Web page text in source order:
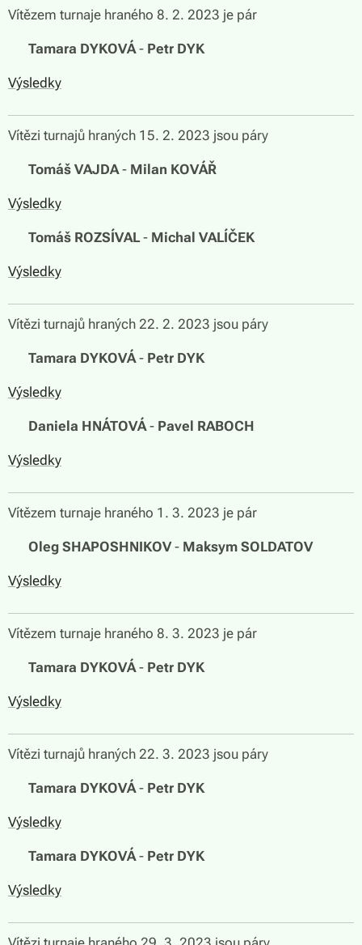
Vítězem turnaje hraného 8. 2. 2023 je pár
Tamara DYKOVÁ- Petr DYK
Výsledky
Vítězi turnajů hraných 15. 2. 2023 jsou páry
Tomáš VAJDA- Milan KOVÁŘ
Výsledky
Tomáš ROZSÍVAL - Michal VALÍČEK
Výsledky
Vítězi turnajů hraných 22. 2. 2023 jsou páry
Tamara DYKOVÁ- Petr DYK
Výsledky
Daniela HNÁTOVÁ- Pavel RABOCH
Výsledky
Vítězem turnaje hraného 1. 3. 2023 je pár
Oleg SHAPOSHNIKOV- Maksym SOLDATOV
Výsledky
Vítězem turnaje hraného 8. 3. 2023 je pár
Tamara DYKOVÁ- Petr DYK
Výsledky
Vítězi turnajů hraných 22. 3. 2023 jsou páry
Tamara DYKOVÁ- Petr DYK
Výsledky
Tamara DYKOVÁ- Petr DYK
Výsledky